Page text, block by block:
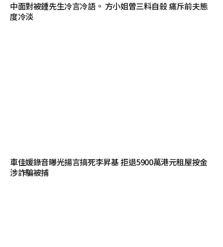
中面對被鍾先生冷言冷語。 方小姐曾三料自殺 痛斥前夫態
度冷淡
車佳媛錄音曝光揚言搞死李昇基 拒退5900萬港元租屋按金
涉詐騙被捕